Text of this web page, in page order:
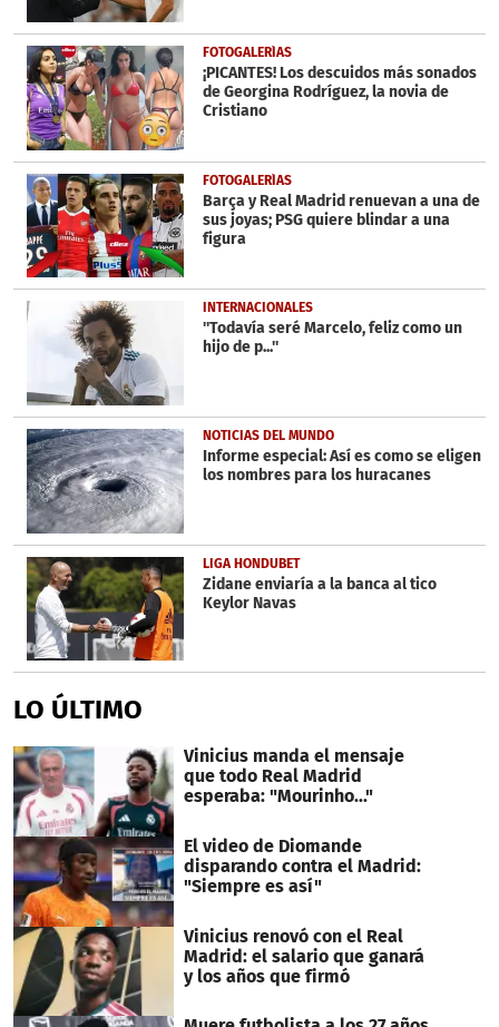
FOTOGALERÍAS
¡PICANTES! Los descuidos más sonados
de Georgina Rodríguez, la novia de
Cristiano
FOTOGALERÍAS
Barça y Real Madrid renuevan a una de
sus joyas; PSG quiere blindar a una
figura
INTERNACIONALES
''Todavía seré Marcelo, feliz como un
hijo de p...''
NOTICIAS DEL MUNDO
Informe especial: Así es como se eligen
los nombres para los huracanes
LIGA HONDUBET
Zidane enviaría a la banca al tico
Keylor Navas
LO ÚLTIMO
Vinicius manda el mensaje
que todo Real Madrid
esperaba: "Mourinho..."
El video de Diomande
disparando contra el Madrid:
"Siempre es así"
Vinicius renovó con el Real
Madrid: el salario que ganará
y los años que firmó